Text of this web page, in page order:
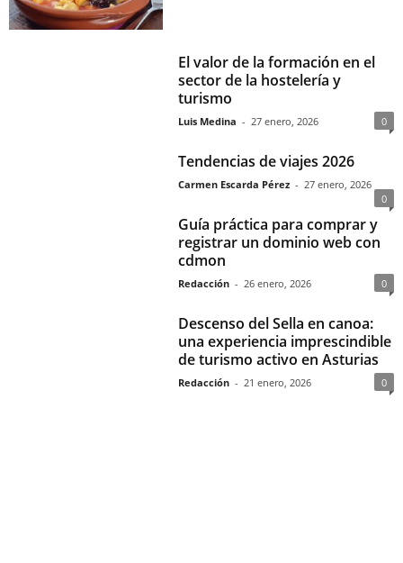
El valor de la formación en el
sector de la hostelería y
turismo
Luis Medina - 27 enero, 2026 0
Tendencias de viajes 2026
Carmen Escarda Pérez - 27 enero, 2026
0
Guía práctica para comprar y
registrar un dominio web con
cdmon
Redacción - 26 enero, 2026 0
Descenso del Sella en canoa:
una experiencia imprescindible
de turismo activo en Asturias
Redacción - 21 enero, 2026 0